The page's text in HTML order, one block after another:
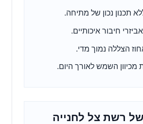
תכנון נכון של מתיחה.
חיבור איכותיים.
הצללה נמוך מדי.
מכיוון השמש לאורך היום.
רשת צל לחנייה